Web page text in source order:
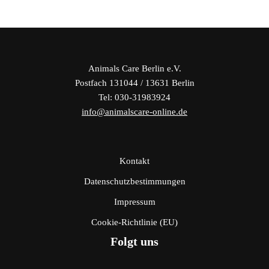
Animals Care Berlin e.V.
Postfach 131044 / 13631 Berlin
Tel: 030-31983924
info@animalscare-online.de
Kontakt
Datenschutzbestimmungen
Impressum
Cookie-Richtlinie (EU)
Folgt uns